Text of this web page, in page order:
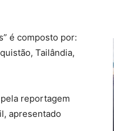
é composto por:
Tailândia,
reportagem
apresentado